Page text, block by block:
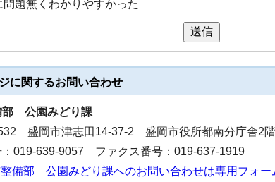
問題無くわかりやすかった
送信
に関するお問い合わせ
部 公園みどり課
盛岡市津志田14-37-2 盛岡市役所都南分庁舎2階
：019-639-9057 ファクス番号：019-637-1919
備部 公園みどり課へのお問い合わせは専用フォー